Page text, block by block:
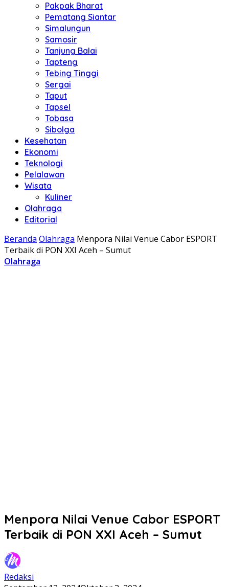
Pakpak Bharat
Pematang Siantar
Simalungun
Samosir
Tanjung Balai
Tapteng
Tebing Tinggi
Sergai
Taput
Tapsel
Tobasa
Sibolga
Kesehatan
Ekonomi
Teknologi
Pelalawan
Wisata
Kuliner
Olahraga
Editorial
Beranda Olahraga Menpora Nilai Venue Cabor ESPORT
Terbaik di PON XXI Aceh – Sumut
Olahraga
Menpora Nilai Venue Cabor ESPORT
Terbaik di PON XXI Aceh – Sumut
Redaksi